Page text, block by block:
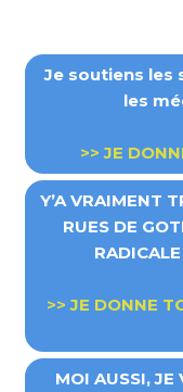
Je soutiens les
les
>> JE
Y’A VRAIMENT
RUES DE
>> JE DONNE
MOI AUSSI, JE